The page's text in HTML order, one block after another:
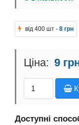
від 400 шт - 8 грн
9
Доступні